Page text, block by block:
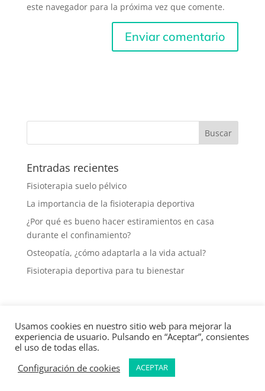
este navegador para la próxima vez que comente.
Entradas recientes
Fisioterapia suelo pélvico
La importancia de la fisioterapia deportiva
¿Por qué es bueno hacer estiramientos en casa
durante el confinamiento?
Osteopatía, ¿cómo adaptarla a la vida actual?
Fisioterapia deportiva para tu bienestar
Aviso legal
Política de protección de datos
Política de cookies
Cuídate Fisioterapia y Osteopatía 2023
Usamos cookies en nuestro sitio web para mejorar la
experiencia de usuario. Pulsando en “Aceptar”, consientes
el uso de todas ellas.
Configuración de cookies
ACEPTAR